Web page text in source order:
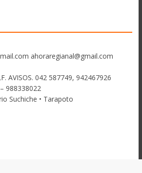
ahoraregianal@gmail.com
AVISOS. 042 587749, 942467926
988338022
Suchiche • Tarapoto